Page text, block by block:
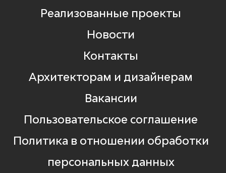
Реализованные проекты
Новости
Контакты
Архитекторам и дизайнерам
Вакансии
Пользовательское соглашение
Политика в отношении обработки
персональных данных